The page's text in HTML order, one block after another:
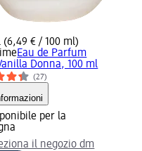
(6,49 € / 100 ml)
Eau de Parfum
Donna, 100 ml
(27)
per la
il negozio dm